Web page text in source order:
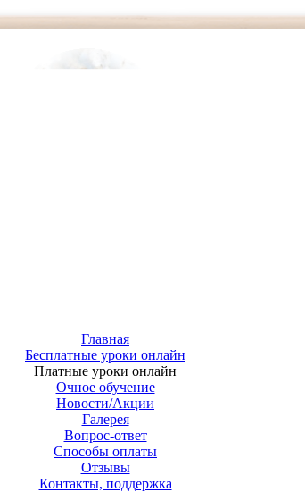
Главная
Бесплатные уроки онлайн
Платные уроки онлайн
Очное обучение
Новости/Акции
Галерея
Вопрос-ответ
Способы оплаты
Отзывы
Контакты, поддержка